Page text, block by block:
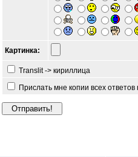
Картинка:
Translit -> кириллица
Прислать мне копии всех